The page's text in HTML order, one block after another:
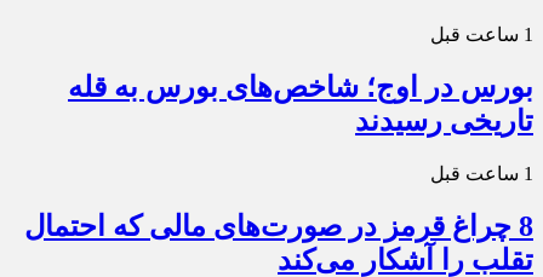
1 ساعت قبل
بورس در اوج؛ شاخص‌های بورس به قله
تاریخی رسیدند
1 ساعت قبل
8 چراغ قرمز در صورت‌های مالی که احتمال
تقلب را آشکار می‌کند